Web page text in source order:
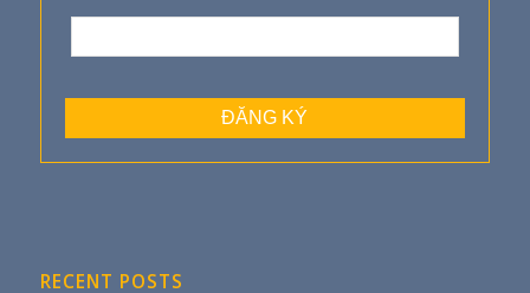
RECENT POSTS